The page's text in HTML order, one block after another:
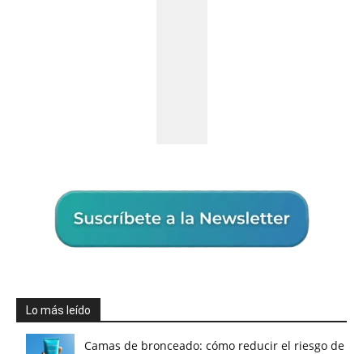
Lo más leído
Camas de bronceado: cómo reducir el riesgo de